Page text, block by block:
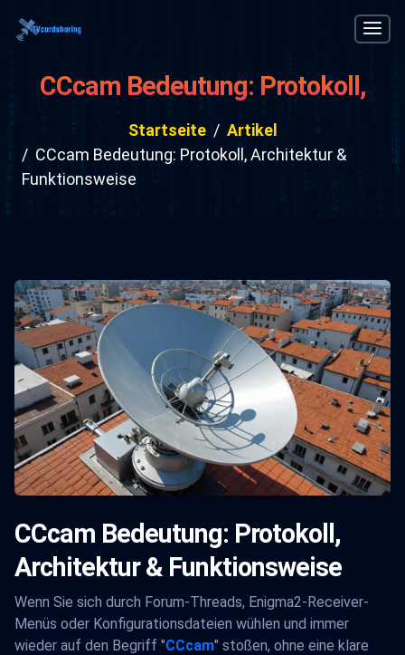
CCcam Bedeutung: Protokoll,
Architektur & Funktionsweise
Startseite
Artikel
CCcam Bedeutung: Protokoll, Architektur &
Funktionsweise
CCcam Bedeutung: Protokoll,
Architektur & Funktionsweise
Wenn Sie sich durch Forum-Threads, Enigma2-Receiver-
Menüs oder Konfigurationsdateien wühlen und immer
wieder auf den Begriff "CCcam" stoßen, ohne eine klare